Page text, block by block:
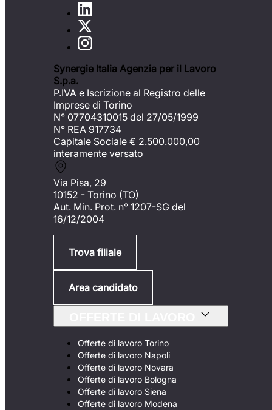
Synergie Italia Agenzia per il Lavoro
S.p.a.
P.IVA e Iscrizione al Registro delle
Imprese di Torino
N° 07704310015 del 27/05/1999
N° REA 917734
Capitale Sociale € 2.500.000,00
interamente versato
Via Pisa, 29
10152 - Torino (TO)
Aut. Min. Prot. n° 1207-SG del
16/12/2004
Trova filiale
Area candidato
Offerte di lavoro Torino
Offerte di lavoro Napoli
Offerte di lavoro Novara
Offerte di lavoro Bologna
Offerte di lavoro Siena
Offerte di lavoro Modena